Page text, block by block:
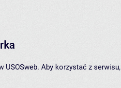
USOSweb. Aby korzystać z